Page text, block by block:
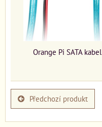
Orange Pi SATA kabel
Předchozí produkt